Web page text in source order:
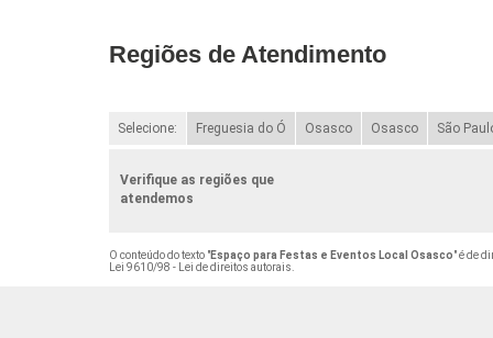
Regiões de Atendimento
Selecione: Freguesia do Ó Osasco Osasco São
Verifique as regiões que
atendemos
O conteúdo do texto "Espaço para Festas e Eventos Local Osasco" é de
Lei 9610/98 - Lei de direitos autorais